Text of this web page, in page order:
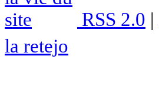
RSS 2.0 |
la retejo